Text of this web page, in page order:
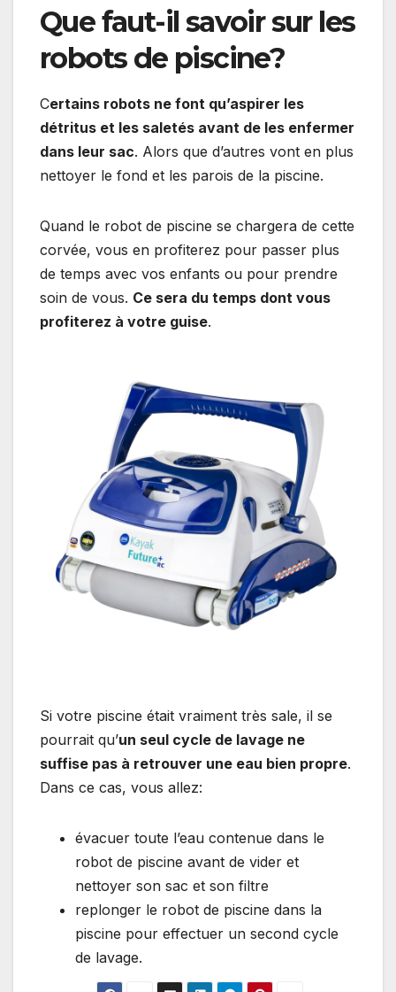
Que faut-il savoir sur les
robots de piscine?
Certains robots ne font qu’aspirer les
détritus et les saletés avant de les enfermer
dans leur sac. Alors que d’autres vont en plus
nettoyer le fond et les parois de la piscine.
Quand le robot de piscine se chargera de cette
corvée, vous en profiterez pour passer plus
de temps avec vos enfants ou pour prendre
soin de vous. Ce sera du temps dont vous
profiterez à votre guise.
Si votre piscine était vraiment très sale, il se
pourrait qu’un seul cycle de lavage ne
suffise pas à retrouver une eau bien propre.
Dans ce cas, vous allez:
évacuer toute l’eau contenue dans le
robot de piscine avant de vider et
nettoyer son sac et son filtre
replonger le robot de piscine dans la
piscine pour effectuer un second cycle
de lavage.